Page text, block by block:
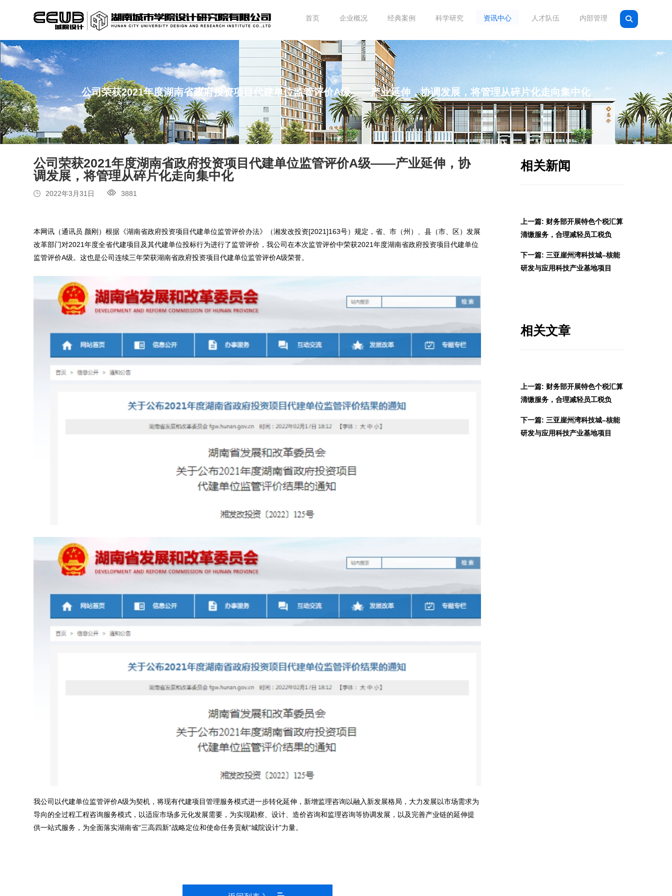
首页 企业概况 经典案例 科学研究 资讯中心 人才队伍 内部管理
公司荣获2021年度湖南省政府投资项目代建单位监管评价A级——产业延伸，协调发展，将管理从碎片化走向集中化
公司荣获2021年度湖南省政府投资项目代建单位监管评价A级——产业延伸，协
调发展，将管理从碎片化走向集中化
2022年3月31日 3881
本网讯（通讯员 颜刚）根据《湖南省政府投资项目代建单位监管评价办法》（湘发改投资[2021]163号）规定，省、市（州）、县（市、区）发展
改革部门对2021年度全省代建项目及其代建单位投标行为进行了监管评价，我公司在本次监管评价中荣获2021年度湖南省政府投资项目代建单位
监管评价A级。这也是公司连续三年荣获湖南省政府投资项目代建单位监管评价A级荣誉。
我公司以代建单位监管评价A级为契机，将现有代建项目管理服务模式进一步转化延伸，新增监理咨询以融入新发展格局，大力发展以市场需求为
导向的全过程工程咨询服务模式，以适应市场多元化发展需要，为实现勘察、设计、造价咨询和监理咨询等协调发展，以及完善产业链的延伸提
供一站式服务，为全面落实湖南省“三高四新”战略定位和使命任务贡献“城院设计”力量。
相关新闻
上一篇: 财务部开展特色个税汇算
清缴服务，合理减轻员工税负
下一篇: 三亚崖州湾科技城–核能
研发与应用科技产业基地项目
相关文章
上一篇: 财务部开展特色个税汇算
清缴服务，合理减轻员工税负
下一篇: 三亚崖州湾科技城–核能
研发与应用科技产业基地项目